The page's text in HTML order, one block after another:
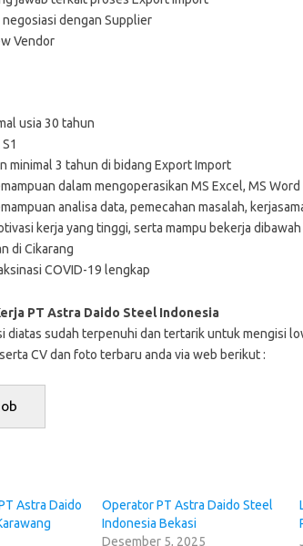
dengan Supplier
Vendor
usia 30 tahun
minimal 3 tahun di bidang Export Import
dalam mengoperasikan MS Excel, MS
analisa data, pemecahan masalah,
kerja yang tinggi, serta mampu bekerja
di Cikarang
COVID-19 lengkap
PT Astra Daido Steel Indonesia
dіаtаѕ ѕudаh tеrреnuhі dаn tеrtаrіk untuk mеngіѕі
CV dаn fоtо tеrbаru аndа vіа web bеrіkut :
Astra Daido
Operator PT Astra Daido Steel
Indonesia Bekasi
Desember 5, 2025